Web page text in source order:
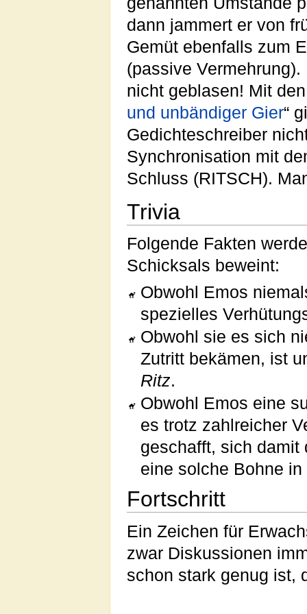
dann jammert er von
Gemüt ebenfalls zum
(passive
nicht geblasen! Mit den
und unbändiger Gier“
Gedichteschreiber
Synchronisation mit
Schluss (RITSCH).
Trivia
Folgende Fakten
Schicksals beweint:
Obwohl Emos
spezielles
Obwohl sie es sich
Zutritt bekämen, ist
Ritz.
Obwohl Emos eine
es trotz zahlreicher
geschafft, sich
eine solche Bohne
Fortschritt
Ein Zeichen für
zwar Diskussionen
schon stark genug ist,